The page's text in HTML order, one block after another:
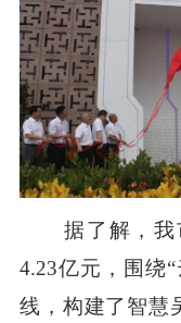
据了解，我
4.23亿元，围绕
线，构建了智慧